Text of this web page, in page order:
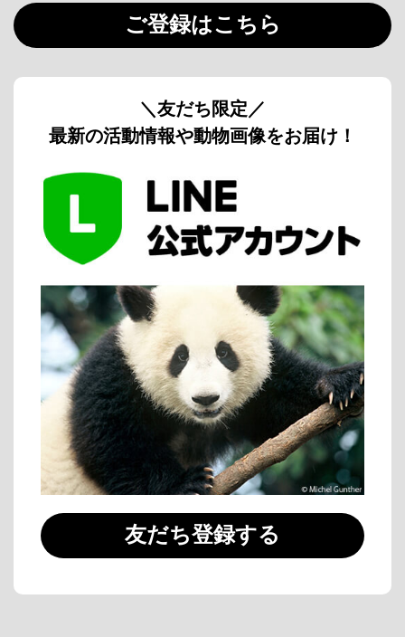
ご登録はこちら
＼友だち限定／
最新の活動情報や動物画像をお届け！
友だち登録する